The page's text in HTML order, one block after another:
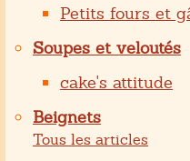
Petits fours et
Soupes et veloutés
cake's attitude
Beignets
Tous les articles